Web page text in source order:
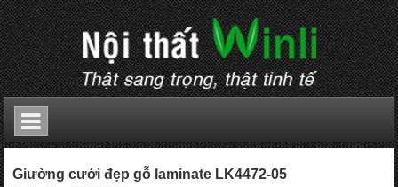
Giường cưới đẹp gỗ laminate LK4472-05